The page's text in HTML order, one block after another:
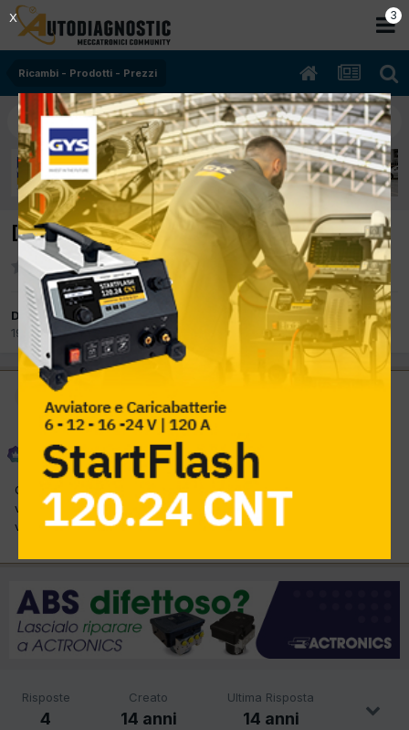
Ricambi - Prodotti - Prezzi
[Vecchie candele] Listino temperatura
Da Phoenix
19 Marzo 2012in Ricambi - Prodotti - Prezzi
Amministratore
Phoenix
Inviato19 Marzo 2012
Qualcuno sa dove recuperare una sorta di legenda dove poter
vedere se è una candela calda o fredda in particolar modo delle
vecchie Champion?
Risposte
4
Creato
14 anni
Ultima Risposta
14 anni
2
X